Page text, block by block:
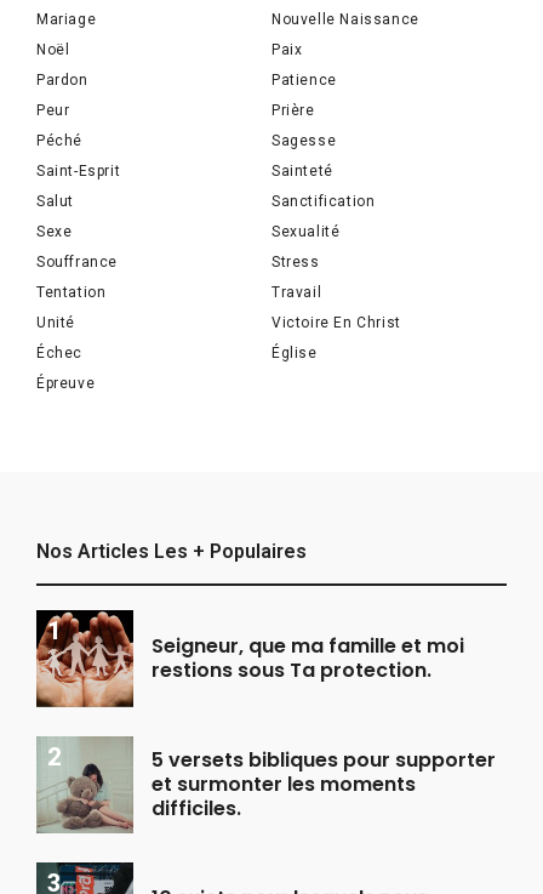
Mariage
Nouvelle Naissance
Noël
Paix
Pardon
Patience
Peur
Prière
Péché
Sagesse
Saint-Esprit
Sainteté
Salut
Sanctification
Sexe
Sexualité
Souffrance
Stress
Tentation
Travail
Unité
Victoire En Christ
Échec
Église
Épreuve
Nos Articles Les + Populaires
Seigneur, que ma famille et moi
restions sous Ta protection.
5 versets bibliques pour supporter
et surmonter les moments
difficiles.